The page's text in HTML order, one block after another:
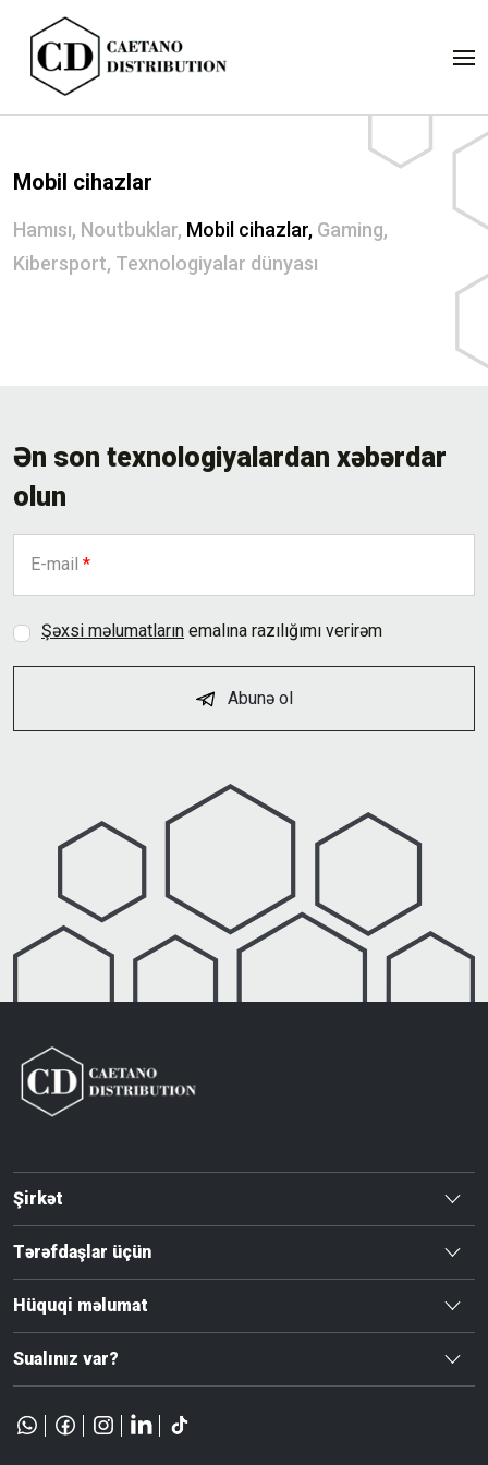
Mobil cihazlar
Hamısı, Noutbuklar, Mobil cihazlar, Gaming,
Kibersport, Texnologiyalar dünyası
Ən son texnologiyalardan xəbərdar
olun
E-mail *
Şəxsi məlumatların emalına razılığımı verirəm
Abunə ol
Şirkət
Tərəfdaşlar üçün
Hüquqi məlumat
Sualınız var?